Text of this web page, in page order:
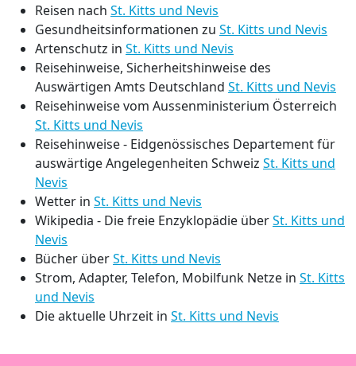
Reisen nach St. Kitts und Nevis
Gesundheitsinformationen zu St. Kitts und Nevis
Artenschutz in St. Kitts und Nevis
Reisehinweise, Sicherheitshinweise des
Auswärtigen Amts Deutschland St. Kitts und Nevis
Reisehinweise vom Aussenministerium Österreich
St. Kitts und Nevis
Reisehinweise - Eidgenössisches Departement für
auswärtige Angelegenheiten Schweiz St. Kitts und
Nevis
Wetter in St. Kitts und Nevis
Wikipedia - Die freie Enzyklopädie überSt. Kitts und
Nevis
Bücher überSt. Kitts und Nevis
Strom, Adapter, Telefon, Mobilfunk Netze in St. Kitts
und Nevis
Die aktuelle Uhrzeit in St. Kitts und Nevis